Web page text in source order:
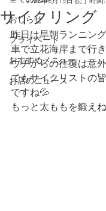
おしらせ
プライベート
おすすめメニュー
お店のニュース
サイクリング
昨日は早朝ランニン
車で立花海岸まで行
ウチからの往復は意
でもサイクリストの
ですね💦
もっと太ももを鍛えね